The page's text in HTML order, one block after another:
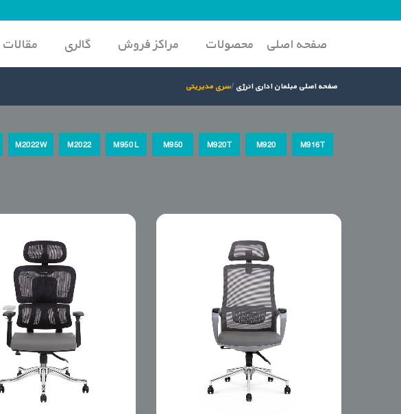
صفحه اصلی محصولات مراکز فروش گالری مقالات
سری مدیریتی صفحه اصلی مبلمان اداری انرژی
M2022W M2022 M950 L M950 M920T M920 M916T